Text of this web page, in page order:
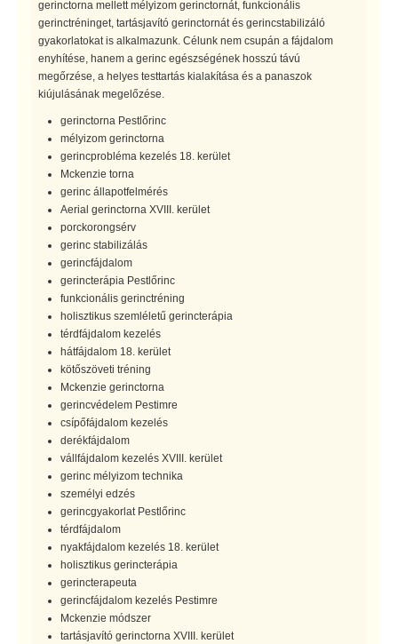
gerinctorna mellett mélyizom gerinctornát, funkcionális
gerinctréninget, tartásjavító gerinctornát és gerincstabilizáló
gyakorlatokat is alkalmazunk. Célunk nem csupán a fájdalom
enyhítése, hanem a gerinc egészségének hosszú távú
megőrzése, a helyes testtartás kialakítása és a panaszok
kiújulásának megelőzése.
gerinctorna Pestlőrinc
mélyizom gerinctorna
gerincprobléma kezelés 18. kerület
Mckenzie torna
gerinc állapotfelmérés
Aerial gerinctorna XVIII. kerület
porckorongsérv
gerinc stabilizálás
gerincfájdalom
gerincterápia Pestlőrinc
funkcionális gerinctréning
holisztikus szemléletű gerincterápia
térdfájdalom kezelés
hátfájdalom 18. kerület
kötőszöveti tréning
Mckenzie gerinctorna
gerincvédelem Pestimre
csípőfájdalom kezelés
derékfájdalom
vállfájdalom kezelés XVIII. kerület
gerinc mélyizom technika
személyi edzés
gerincgyakorlat Pestlőrinc
térdfájdalom
nyakfájdalom kezelés 18. kerület
holisztikus gerincterápia
gerincterapeuta
gerincfájdalom kezelés Pestimre
Mckenzie módszer
tartásjavító gerinctorna XVIII. kerület